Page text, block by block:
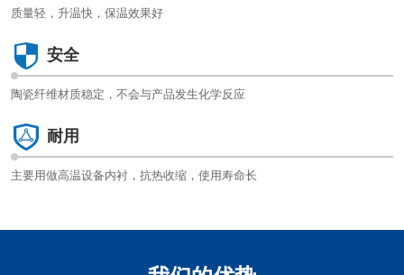
质量轻，升温快，保温效果好
安全
陶瓷纤维材质稳定，不会与产品发生化学反应
耐用
主要用做高温设备内衬，抗热收缩，使用寿命长